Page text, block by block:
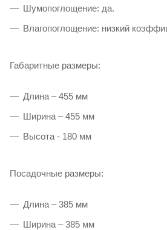
Шумопоглощение: да.
Влагопоглощение: низкий
Габаритные размеры:
Длина – 455 мм
Ширина – 455 мм
Высота - 180 мм
Посадочные размеры:
Длина – 385 мм
Ширина – 385 мм